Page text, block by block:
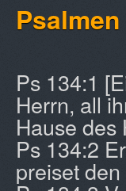
Ps 134:1
Herrn, all
Hause des
Ps 134:2
preiset